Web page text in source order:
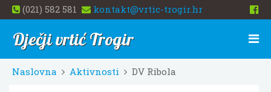
(021) 582 581 kontakt@vrtic-trogir.hr
Dječji vrtić Trogir
Naslovna Aktivnosti DV Ribola